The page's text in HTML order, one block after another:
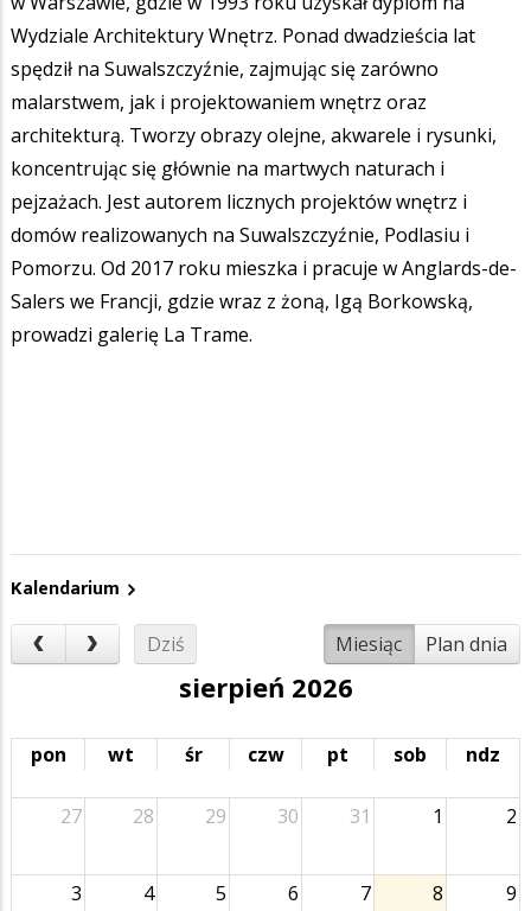
Wydziale Architektury Wnętrz. Ponad dwadzieścia lat
spędził na Suwalszczyźnie, zajmując się zarówno
malarstwem, jak i projektowaniem wnętrz oraz
architekturą. Tworzy obrazy olejne, akwarele i rysunki,
koncentrując się głównie na martwych naturach i
pejzażach. Jest autorem licznych projektów wnętrz i
domów realizowanych na Suwalszczyźnie, Podlasiu i
Pomorzu. Od 2017 roku mieszka i pracuje w Anglards-de-
Salers we Francji, gdzie wraz z żoną, Igą Borkowską,
prowadzi galerię La Trame.
Kalendarium
Dziś Miesiąc Plan dnia
sierpień 2026
pon wt śr czw pt sob ndz
27 28 29 30 31 1 2
3 4 5 6 7 8 9